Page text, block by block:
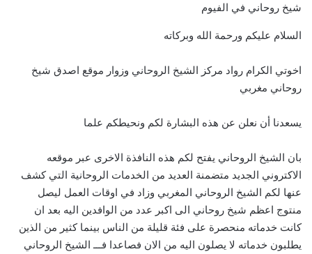
شيخ روحاني في الفيوم
السلام عليكم ورحمة الله وبركاته
اخوتي الكرام رواد مركز الشيخ الروحاني وزوار موقع اصدق شيخ
روحاني مغربي
يسعدنا أن نعلن عن هذه البشارة لكم ونحيطكم علما
بان الشيخ الروحاني يفتح لكم هذه النافذة الاخرى عبر موقعه
الاكتروني الجديد متضمنة العديد من الخدمات الروحانية التي كشف
عنها لكم الشيخ الروحاني المغربي وزاد في اوقات العمل ليصل
منتوج اعظم شيخ روحاني الى اكبر عدد من الوافدين اليه بعد ان
كانت خدماته منحصرة على فئة قليلة من الناس بينما كثير من الذين
يطلبون خدماته لا يصلون اليه من الان فصاعدا فـــ الشيخ الروحاني